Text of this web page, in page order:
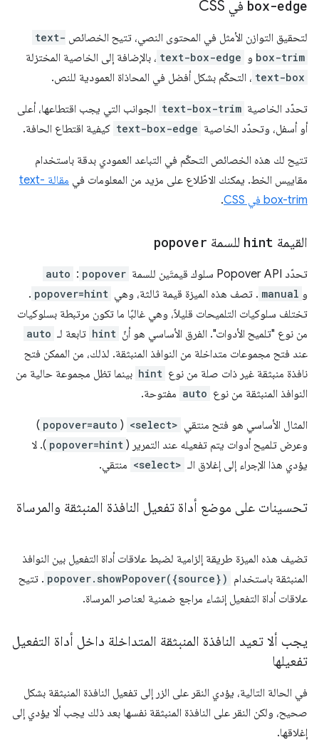
box-edge في CSS
لتحقيق التوازن الأمثل في المحتوى النصي، تتيح الخصائص text-
box-trim و text-box-edge ، بالإضافة إلى الخاصية المختزلة
text-box ، التحكّم بشكل أفضل في المحاذاة العمودية للنص.
تحدّد الخاصية text-box-trim الجوانب التي يجب اقتطاعها، أعلى
أو أسفل، وتحدّد الخاصية text-box-edge كيفية اقتطاع الحافة.
تتيح لك هذه الخصائص التحكّم في التباعد العمودي بدقة باستخدام
مقاييس الخط. يمكنك الاطّلاع على مزيد من المعلومات في
مقالة text-
box-trim في CSS
.
القيمة hint للسمة popover
تحدّد Popover API سلوك قيمتَين للسمة popover
:
auto
و manual . تصف هذه الميزة قيمة ثالثة، وهي popover=hint
.
تختلف سلوكيات التلميحات قليلاً، وهي غالبًا ما تكون مرتبطة بسلوكيات
من نوع "تلميح الأدوات". الفرق الأساسي هو أنّ hint تابعة لـ auto
عند فتح مجموعات متداخلة من النوافذ المنبثقة. لذلك، من الممكن فتح
نافذة منبثقة غير ذات صلة من نوع hint بينما تظل مجموعة حالية من
النوافذ المنبثقة من نوع auto مفتوحة.
المثال الأساسي هو فتح منتقي <select>
(
popover=auto
)
وعرض تلميح أدوات يتم تفعيله عند التمرير ( popover=hint ). لا
يؤدي هذا الإجراء إلى إغلاق الـ <select> منتقي.
تحسينات على موضع أداة تفعيل النافذة المنبثقة والمرساة
تضيف هذه الميزة طريقة إلزامية لضبط علاقات أداة التفعيل بين النوافذ
المنبثقة باستخدام popover.showPopover({source}) . تتيح
علاقات أداة التفعيل إنشاء مراجع ضمنية لعناصر المرساة.
يجب ألا تعيد النافذة المنبثقة المتداخلة داخل أداة التفعيل
تفعيلها
في الحالة التالية، يؤدي النقر على الزر إلى تفعيل النافذة المنبثقة بشكل
صحيح، ولكن النقر على النافذة المنبثقة نفسها بعد ذلك يجب ألا يؤدي إلى
إغلاقها.